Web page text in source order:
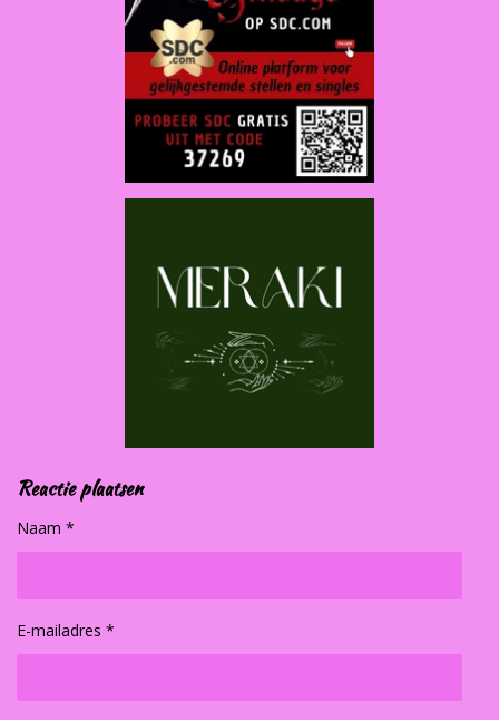
Reactie plaatsen
Naam *
E-mailadres *